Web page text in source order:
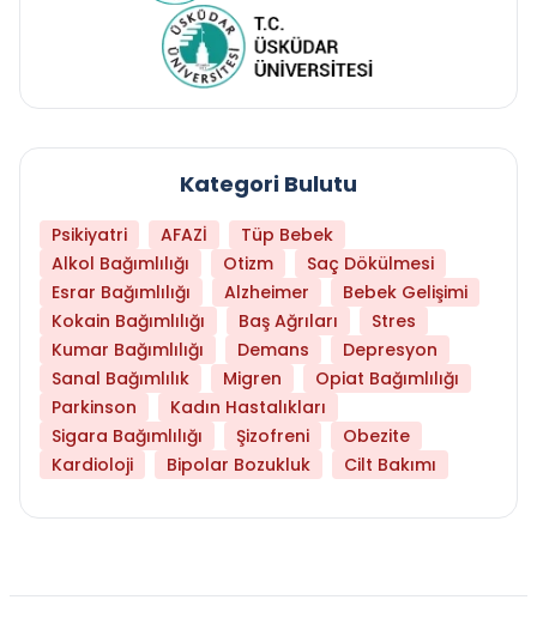
Kategori Bulutu
Psikiyatri AFAZİ
Tüp Bebek
Alkol Bağımlılığı
Otizm
Saç Dökülmesi
Esrar Bağımlılığı
Alzheimer
Bebek Gelişimi
Kokain Bağımlılığı
Baş Ağrıları
Stres
Kumar Bağımlılığı
Demans
Depresyon
Sanal Bağımlılık
Migren
Opiat Bağımlılığı
Parkinson
Kadın Hastalıkları
Sigara Bağımlılığı
Şizofreni
Obezite
Kardioloji
Bipolar Bozukluk Cilt Bakımı